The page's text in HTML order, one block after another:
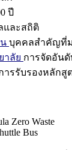
ปี
และสถิติ
บุคคลสำคัญที่ม
าลัย การจัดอัน
ารรับรองหลักสู
Zero Waste
Bus